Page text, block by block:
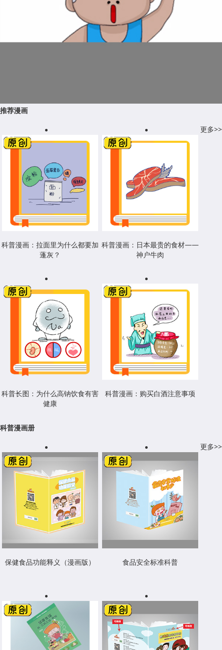
推荐漫画
更多>>
科普漫画：拉面里为什么都要加
蓬灰？
科普漫画：日本最贵的食材——
神户牛肉
科普长图：为什么高钠饮食有害
健康
科普漫画：购买白酒注意事项
科普漫画册
更多>>
保健食品功能释义（漫画版） 食品安全标准科普